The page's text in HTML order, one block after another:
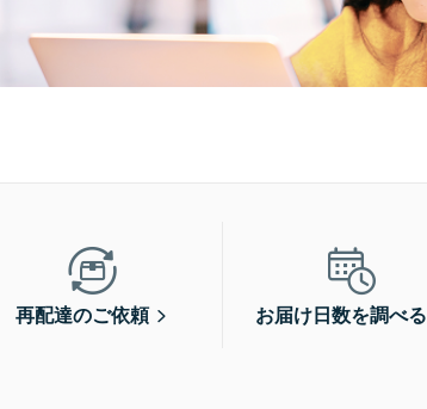
再配達のご依頼 お届け日数を調べる